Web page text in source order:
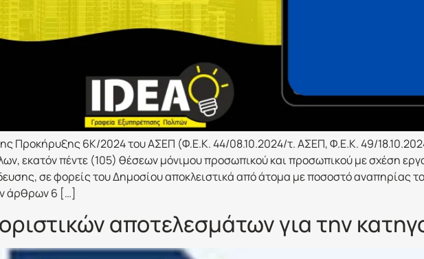
Προκήρυξης 6Κ/2024 του ΑΣΕΠ (Φ.Ε.Κ. 44/08.10.2024/τ. ΑΣΕΠ, Φ.Ε.Κ. 49/
εκατόν πέντε (105) θέσεων μόνιμου προσωπικού και προσωπικού με σχέση
σε φορείς του Δημοσίου αποκλειστικά από άτομα με ποσοστό αναπηρίας
άρθρων 6 […]
αποτελεσμάτων για την